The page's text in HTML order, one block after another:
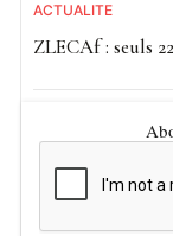
ACTUALITE
ZLECAf : seuls